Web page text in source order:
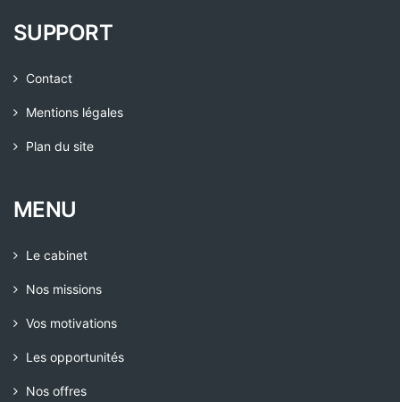
SUPPORT
Contact
Mentions légales
Plan du site
MENU
Le cabinet
Nos missions
Vos motivations
Les opportunités
Nos offres